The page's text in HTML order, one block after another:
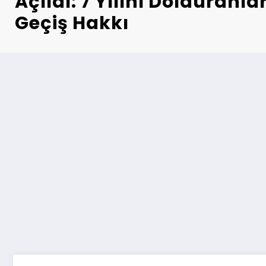
Geçiş Hakkı